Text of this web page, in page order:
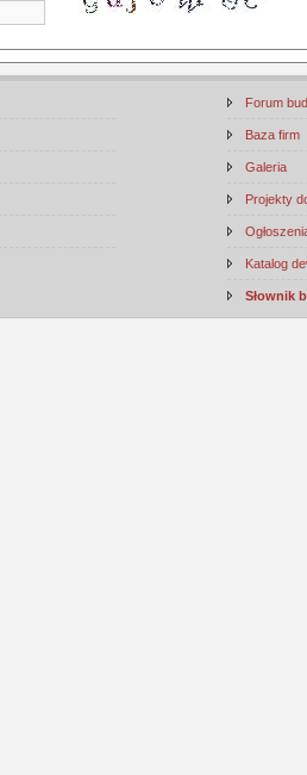
Forum
Baza firm
Galeria
Projekty
Katalog
Słownik